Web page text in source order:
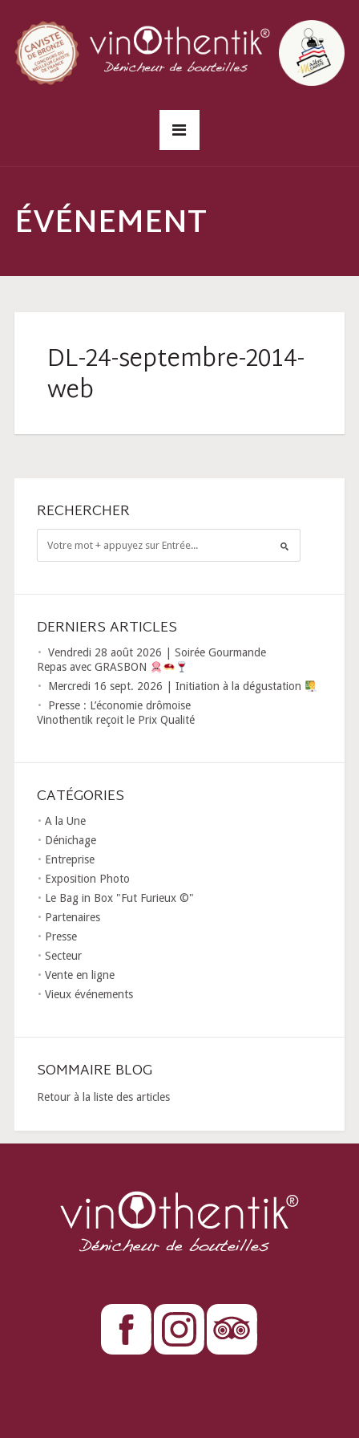
ÉVÉNEMENT
DL-24-septembre-2014-
web
RECHERCHER
DERNIERS ARTICLES
Vendredi 28 août 2026 | Soirée Gourmande
Repas avec GRASBON
Mercredi 16 sept. 2026 | Initiation à la dégustation
Presse : L’économie drômoise
Vinothentik reçoit le Prix Qualité
CATÉGORIES
A la Une
Dénichage
Entreprise
Exposition Photo
Le Bag in Box "Fut Furieux ©"
Partenaires
Presse
Secteur
Vente en ligne
Vieux événements
SOMMAIRE BLOG
Retour à la liste des articles